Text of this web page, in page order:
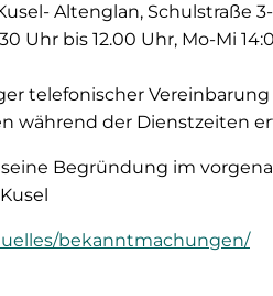
Altenglan, Schulstraße
Uhr bis 12.00 Uhr, Mo-Mi
telefonischer
während der Dienstzeiten
Begründung im
bekanntmachungen/